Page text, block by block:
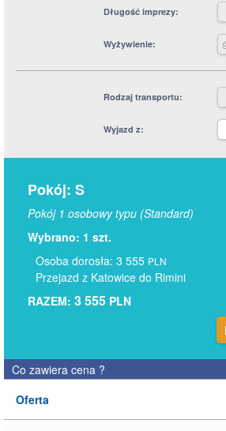
Długość imprezy
Wyżywienie
Rodzaj transportu
Wyjazd z
Pokój: S
Pokój 1 osobowy typu (Standard)
Wybrano: 1 szt.
Osoba dorosła: 3 555 PLN
Przejazd z Katowice do Rimini
RAZEM: 3 555 PLN
Co zawiera cena ?
Oferta